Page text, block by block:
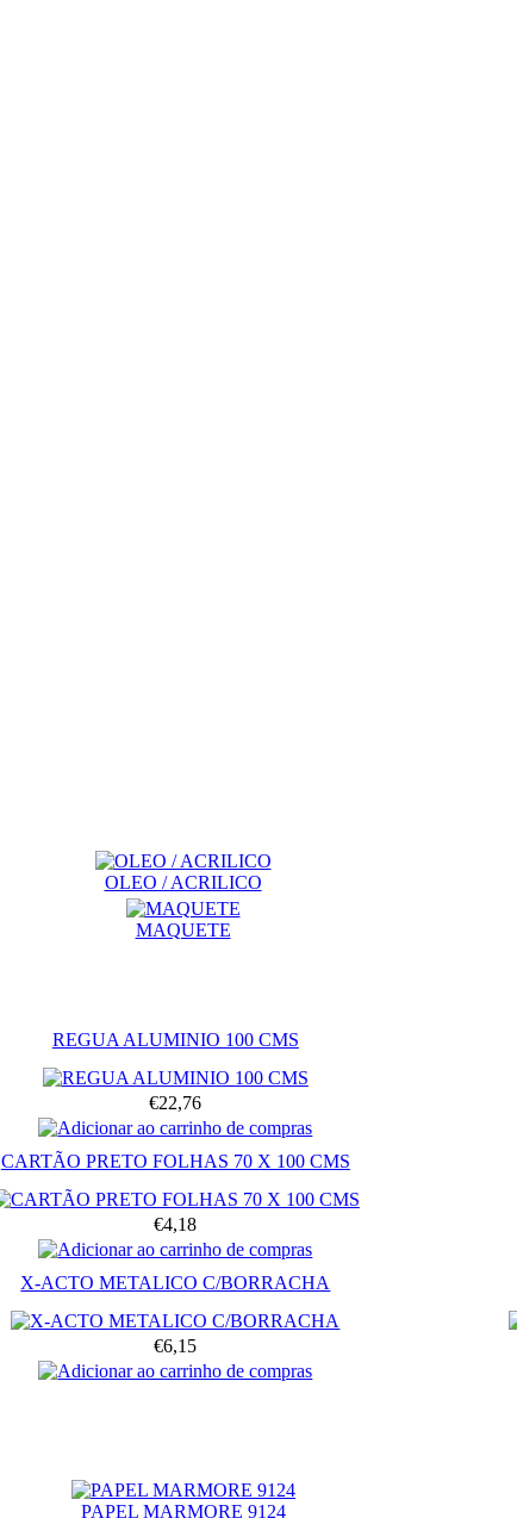
OLEO / ACRILICO
MAQUETE
REGUA ALUMINIO 100 CMS
€22,76
CARTÃO PRETO FOLHAS 70 X 100 CMS
€4,18
X-ACTO METALICO C/BORRACHA
€6,15
PAPEL MARMORE 9124